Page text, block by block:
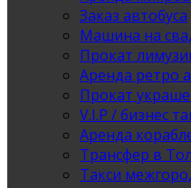
Заказ автобуса
Машина на
Прокат
Аренда ретро
Прокат
V.I.P / бизнес
Аренда
Трансфер в
Такси